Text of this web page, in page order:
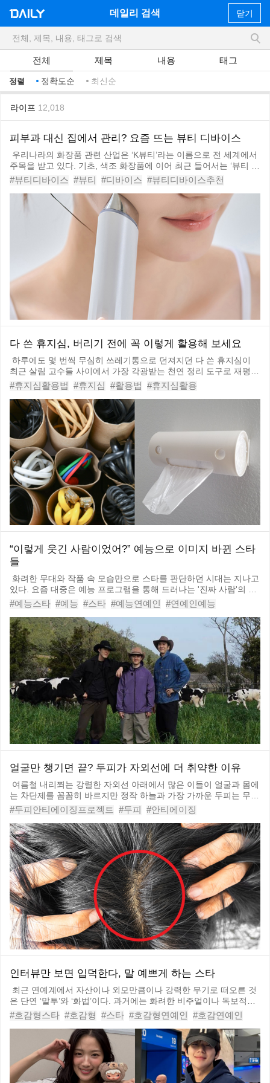
닫기
데일리 검색
전체 제목 내용 태그
정렬 정확도순 최신순
라이프 12,018
피부과 대신 집에서 관리? 요즘 뜨는 뷰티 디바이스
우리나라의 화장품 관련 산업은 ‘K뷰티’라는 이름으로 전 세계에서
주목을 받고 있다. 기초, 색조 화장품에 이어 최근 들어서는 ‘뷰티 디
바이스’가 차세대 K뷰티 성장동력으로 부상할 것으로 보고 있다. 기
존 화장품 시장이 성숙 단계에 접어든 반면, 뷰티 디바이스는 제품
다변화를 통해서 세계 각국에서의 성장 여력이 클
#뷰티디바이스 #뷰티 #디바이스 #뷰티디바이스추천
#뷰티디바이스종류 #쿠쿠메디킨트리플콤보 #셀라랩셀라
#메디큐브에이지알부스터프로 #더리아부스터샷
#노바소닉디바이스
#홈케어디바이스
다 쓴 휴지심, 버리기 전에 꼭 이렇게 활용해 보세요
하루에도 몇 번씩 무심히 쓰레기통으로 던져지던 다 쓴 휴지심이
최근 살림 고수들 사이에서 가장 각광받는 천연 정리 도구로 재평가
받고 있습니다. 단단하게 잡힌 둥근 형태와 습기를 흡수하는 종이
본연의 재질은 집안 곳곳의 골칫거리를 해결하는 완벽한 맞춤형 소
품이 되는데요, 특별한 손재주가 없는 사람이라도 가위 하나
#휴지심활용법 #휴지심 #활용법 #휴지심활용
#휴지심활용하기 #살라미고수 #살림 #제로웨이스트
#케이블홀더 #디스펜서 #살림꿀팁
“이렇게 웃긴 사람이었어?” 예능으로 이미지 바뀐 스타
들
화려한 무대와 작품 속 모습만으로 스타를 판단하던 시대는 지나고
있다. 요즘 대중은 예능 프로그램을 통해 드러나는 '진짜 사람'의 모
습에 더 큰 관심을 보낸다. 차갑고 도도할 것 같았던 배우가 허당미
를 보여주고 과묵한 줄 알았던 스타가 의외의 입담을 뽐내면서 이미
지가 완전히 달라지는 경우도 적지 않다. 한 번의 예능
#예능스타 #예능 #스타 #예능연예인 #연예인예능
#호감연예인 #호감스타 #이제훈 #안보현 #김남길 #김고은
#김고은예능 #도경수 #도경수예능
얼굴만 챙기면 끝? 두피가 자외선에 더 취약한 이유
여름철 내리쬐는 강렬한 자외선 아래에서 많은 이들이 얼굴과 몸에
는 차단제를 꼼꼼히 바르지만 정작 하늘과 가장 가까운 두피는 무방
비로 방치하곤 합니다. 두피는 직사광선을 온몸으로 받아내는 부위
로 자외선에 의한 손상이 실시간으로 누적되는 민감한 영역입니다.
보이지 않는 곳이라고 관리를 소홀히 하다가는 머리카락이
#두피안티에이징프로젝트 #두피 #안티에이징
#두피안티에이징 #정수리선크림 #두피선크림 #두피화상
#자외선 #두피자외선차단 #자외선차단법 #두피관리
#두피건강관리
인터뷰만 보면 입덕한다, 말 예쁘게 하는 스타
최근 연예계에서 자산이나 외모만큼이나 강력한 무기로 떠오른 것
은 단연 ‘말투’와 ‘화법’이다. 과거에는 화려한 비주얼이나 독보적인
재능만으로도 스타덤에 오를 수 있었지만, 대중과의 소통이 실시간
으로 이루어지는 지금은 평소의 언행과 인터뷰에서 묻어나는 인성
이 스타의 롱런을 결정짓는 핵심 지표가 되었다. 특히
#호감형스타 #호감형 #스타 #호감형연예인 #호감연예인
#변우석 #이도현 #홍경 #채종협 #신은수 #연예인호감도
#조이현